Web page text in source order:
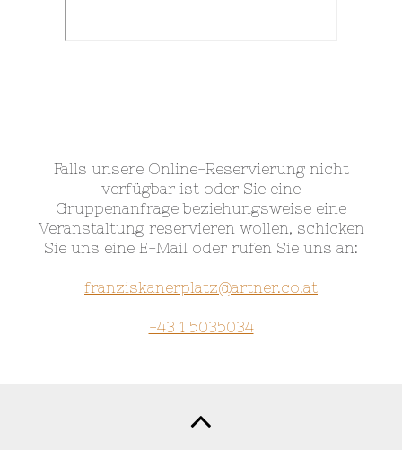
Falls unsere Online-Reservierung nicht
verfügbar ist oder Sie eine
Gruppenanfrage beziehungsweise eine
Veranstaltung reservieren wollen, schicken
Sie uns eine E-Mail oder rufen Sie uns an:
franziskanerplatz@artner.co.at
+43 1 5035034